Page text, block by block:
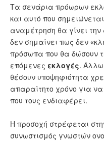
Τα σενάρια πρόωρων
και αυτό που
αναμέτρηση θα γίνει την
δεν σημαίνει πως δεν
πρόσωπα που θα δώσουν
επόμενες εκλογές.
θέσουν υποψηφιότητα
απαραίτητο χρόνο για
που τους ενδιαφέρει.
Η προσοχή στρέφεται
συνωστισμός γνωστών